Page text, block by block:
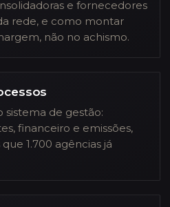
e fornecedores
rede, e como montar
não no achismo.
sistema de gestão:
financeiro e emissões,
1.700 agências já